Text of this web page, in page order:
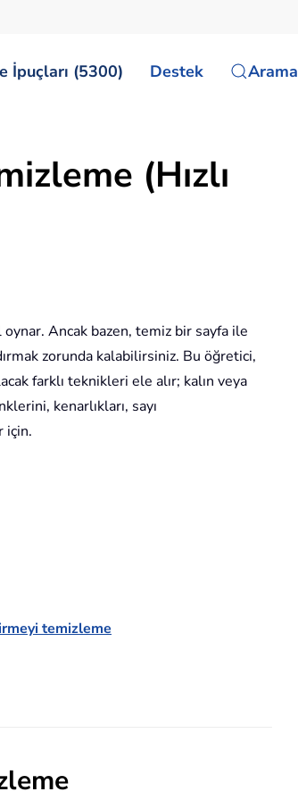
İpuçları (5300) Destek Arama
(Hızlı
Ancak bazen, temiz bir sayfa ile
zorunda kalabilirsiniz. Bu öğretici,
farklı teknikleri ele alır; kalın veya
kenarlıkları, sayı
için.
temizleme